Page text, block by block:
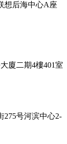
想后海中心A座
廈二期4樓401室
275号河滨中心2-